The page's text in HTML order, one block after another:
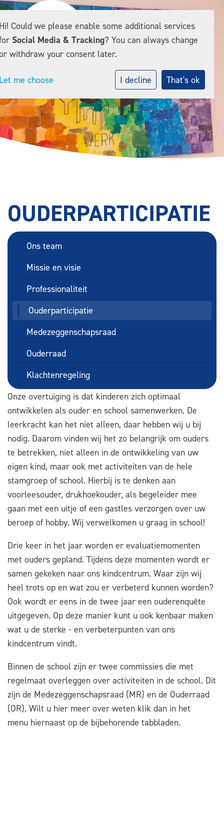
OUDERPARTICIPATIE
Ons team
Missie en visie
Professionaliteit
Ouderparticipatie
Medezeggenschapsraad
Ouderraad
Klachtenregeling
Onze overtuiging is dat kinderen zich optimaal
ontwikkelen als ouder en school samenwerken. De
leerkracht kan het niet alleen, daar hebben wij u bij
nodig. Daarom vinden wij het zo belangrijk om ouders
te betrekken, niet alleen in de ontwikkeling van uw
eigen kind, maar ook met activiteiten van de hele
stamgroep of school. Hierbij is te denken aan
voorleesouder, drukhoekouder, als begeleider mee
gaan met een uitje of een gastles verzorgen over uw
beroep of hobby. Wij verwelkomen u graag in school!
Drie keer in het jaar worden er evaluatiemomenten
met ouders gepland. Tijdens deze momenten wordt er
samen gekeken naar ons kindcentrum. Waar zijn wij
heel trots op en wat zou er verbeterd kunnen worden?
Ook wordt er eens in de twee jaar een ouderenquête
uitgegeven. Op deze manier kunt u ook kenbaar maken
wat u de sterke - en verbeterpunten van ons
kindcentrum vindt.
Binnen de school zijn er twee commissies die met
regelmaat overleggen over activiteiten in de school. Dit
zijn de Medezeggenschapsraad (MR) en de Ouderraad
(OR). Wilt u hier meer over weten klik dan in het
menu hiernaast op de bijbehorende tabbladen.
Could we please enable some additional services
Social Media & Tracking? You can always change
withdraw your consent later.
me choose I decline That's ok